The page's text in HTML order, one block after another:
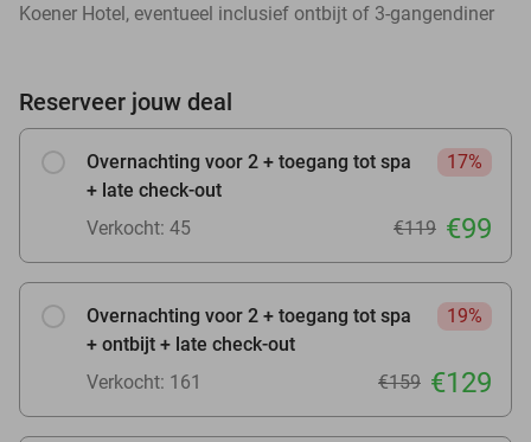
Koener Hotel, eventueel inclusief ontbijt of 3-gangendiner
Reserveer jouw deal
Overnachting voor 2 + toegang tot spa
+ late check-out
17%
Verkocht: 45 €119 €99
Overnachting voor 2 + toegang tot spa
+ ontbijt + late check-out
19%
Verkocht: 161 €159 €129